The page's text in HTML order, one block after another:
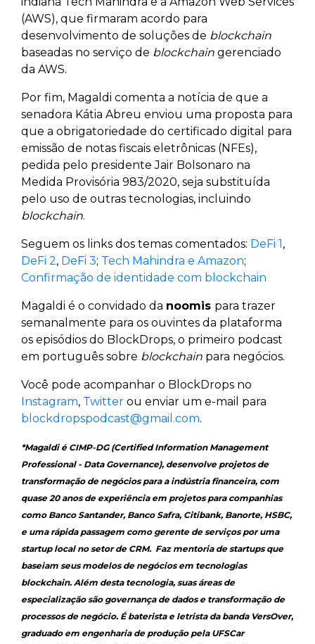
(AWS), que firmaram acordo para
desenvolvimento de soluções de blockchain
baseadas no serviço de blockchain gerenciado
da AWS.
Por fim, Magaldi comenta a notícia de que a
senadora Kátia Abreu enviou uma proposta para
que a obrigatoriedade do certificado digital para
emissão de notas fiscais eletrônicas (NFEs),
pedida pelo presidente Jair Bolsonaro na
Medida Provisória 983/2020, seja substituída
pelo uso de outras tecnologias, incluindo
blockchain.
Seguem os links dos temas comentados: DeFi 1,
DeFi 2, DeFi 3; Tech Mahindra e Amazon;
Confirmação de identidade com blockchain
Magaldi é o convidado da noomis para trazer
semanalmente para os ouvintes da plataforma
os episódios do BlockDrops, o primeiro podcast
em português sobre blockchain para negócios.
Você pode acompanhar o BlockDrops no
Instagram, Twitter ou enviar um e-mail para
blockdropspodcast@gmail.com.
*Magaldi é CIMP-DG (Certified Information Management
Professional - Data Governance), desenvolve projetos de
transformação de negócios para a indústria financeira, com
quase 20 anos de experiência em projetos para companhias
como Banco Santander, Banco Safra, Citibank, Banorte, HSBC,
e uma rápida passagem como gerente de serviços por uma
startup local no setor de CRM. Faz mentoria de startups que
baseiam seus modelos de negócios em tecnologias
blockchain. Além desta tecnologia, suas áreas de
especialização são governança de dados e transformação de
processos de negócio. É baterista e letrista da banda VersOver,
graduado em engenharia de produção pela UFSCar